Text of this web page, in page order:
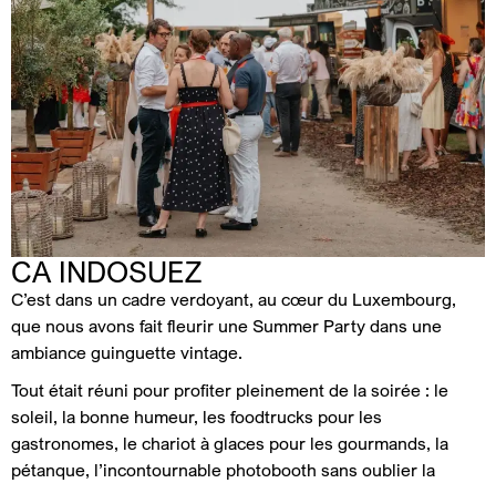
CA INDOSUEZ
C’est dans un cadre verdoyant, au cœur du Luxembourg,
que nous avons fait fleurir une Summer Party dans une
ambiance guinguette vintage.
Tout était réuni pour profiter pleinement de la soirée : le
soleil, la bonne humeur, les foodtrucks pour les
gastronomes, le chariot à glaces pour les gourmands, la
pétanque, l’incontournable photobooth sans oublier la